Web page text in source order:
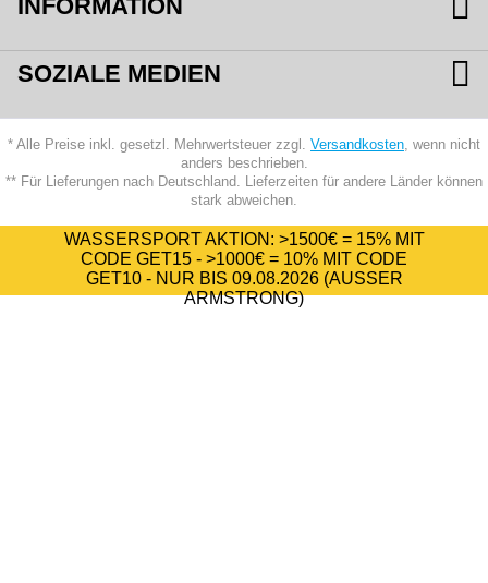
INFORMATION
SOZIALE MEDIEN
* Alle Preise inkl. gesetzl. Mehrwertsteuer zzgl. Versandkosten , wenn nicht
anders beschrieben.
** Für Lieferungen nach Deutschland. Lieferzeiten für andere Länder können
stark abweichen.
WASSERSPORT AKTION: >1500€ = 15%MIT
CODE GET15 - >1000€ = 10% MIT CODE
GET10- NUR BIS 09.08.2026 (AUSSER A
RMSTRONG)